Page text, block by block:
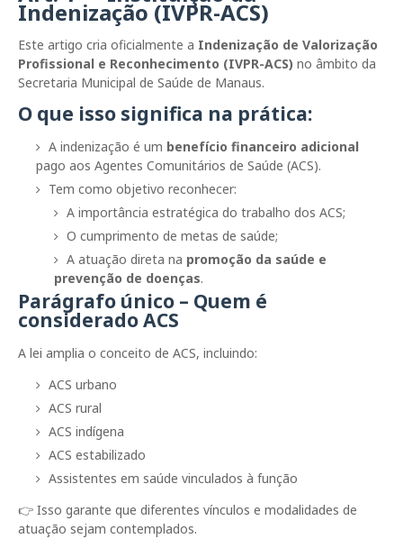
Indenização (IVPR-ACS)
Este artigo cria oficialmente a Indenização de Valorização
Profissional e Reconhecimento (IVPR-ACS) no âmbito da
Secretaria Municipal de Saúde de Manaus.
O que isso significa na prática:
A indenização é um benefício financeiro adicional
pago aos Agentes Comunitários de Saúde (ACS).
Tem como objetivo reconhecer:
A importância estratégica do trabalho dos ACS;
O cumprimento de metas de saúde;
A atuação direta na promoção da saúde e
prevenção de doenças.
Parágrafo único – Quem é
considerado ACS
A lei amplia o conceito de ACS, incluindo:
ACS urbano
ACS rural
ACS indígena
ACS estabilizado
Assistentes em saúde vinculados à função
👉 Isso garante que diferentes vínculos e modalidades de
atuação sejam contemplados.